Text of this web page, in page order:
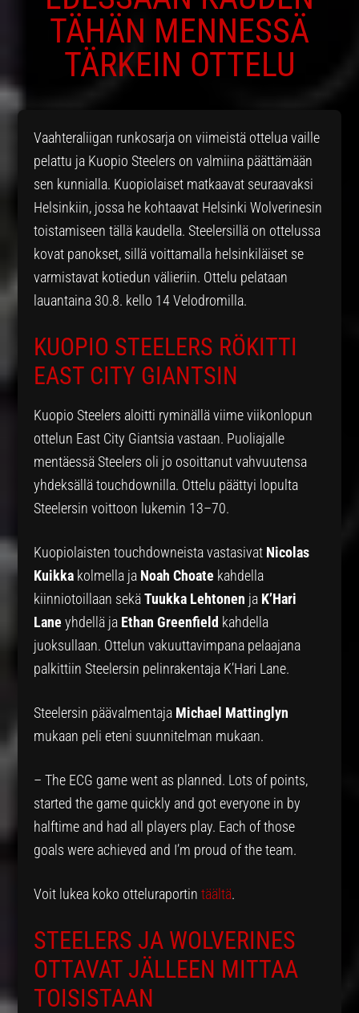
TÄHÄN MENNESSÄ
TÄRKEIN OTTELU
Vaahteraliigan runkosarja on viimeistä ottelua vaille
pelattu ja Kuopio Steelers on valmiina päättämään
sen kunnialla. Kuopiolaiset matkaavat seuraavaksi
Helsinkiin, jossa he kohtaavat Helsinki Wolverinesin
toistamiseen tällä kaudella. Steelersillä on ottelussa
kovat panokset, sillä voittamalla helsinkiläiset se
varmistavat kotiedun välieriin. Ottelu pelataan
lauantaina 30.8. kello 14 Velodromilla.
KUOPIO STEELERS RÖKITTI
EAST CITY GIANTSIN
Kuopio Steelers aloitti ryminällä viime viikonlopun
ottelun East City Giantsia vastaan. Puoliajalle
mentäessä Steelers oli jo osoittanut vahvuutensa
yhdeksällä touchdownilla. Ottelu päättyi lopulta
Steelersin voittoon lukemin 13–70.
Kuopiolaisten touchdowneista vastasivat Nicolas
Kuikka kolmella ja Noah Choate kahdella
kiinniotoillaan sekäTuukka Lehtonen ja K’Hari
Lane yhdellä ja Ethan Greenfield kahdella
juoksullaan. Ottelun vakuuttavimpana pelaajana
palkittiin Steelersin pelinrakentaja K’Hari Lane.
Steelersin päävalmentaja Michael Mattinglyn
mukaan peli eteni suunnitelman mukaan.
– The ECG game went as planned. Lots of points,
started the game quickly and got everyone in by
halftime and had all players play. Each of those
goals were achieved and I’m proud of the team.
Voit lukea koko otteluraportintäältä.
STEELERS JA WOLVERINES
OTTAVAT JÄLLEEN MITTAA
TOISISTAAN